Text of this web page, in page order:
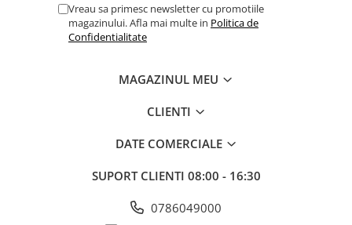
Alte gletiere
Gletiere din inox
Mistrii drepte si pentru colturi
Markere cu vopsea
Vreau sa primesc newsletter cu promotiile
magazinului. Afla mai multe in Politica de
Confidentialitate
MAGAZINUL MEU
CLIENTI
DATE COMERCIALE
SUPORT CLIENTI 08:00 - 16:30
0786049000